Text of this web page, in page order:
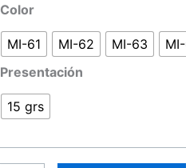
Color
MI-61 MI-62 MI-63
Presentación
15 grs